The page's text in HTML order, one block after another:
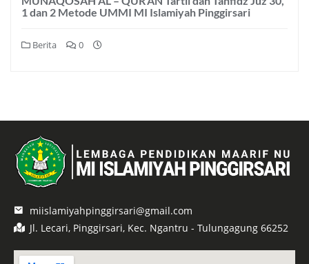
1 dan 2 Metode UMMI MI Islamiyah Pinggirsari
Berita 0
miislamiyahpinggirsari@gmail.com
Jl. Lecari, Pinggirsari, Kec. Ngantru - Tulungagung 66252